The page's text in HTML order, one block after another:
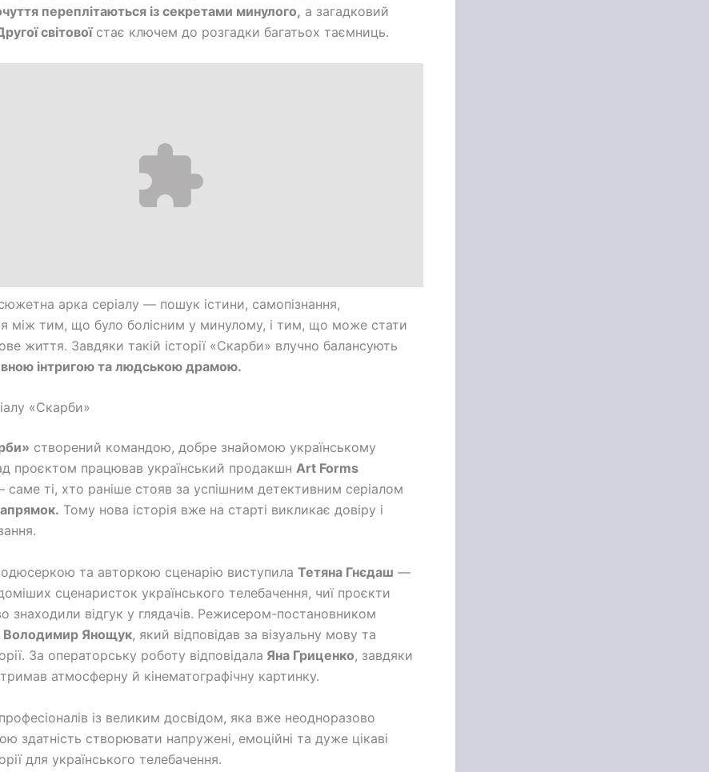
переплітаються із секретами минулого, а загадковий
світовоїстає ключем до розгадки багатьох таємниць.
арка серіалу — пошук істини, самопізнання,
між тим, що було болісним у минулому, і тим, що може стати
життя. Завдяки такій історії «Скарби» влучно балансують
інтригою та людською драмою.
«Скарби»
створений командою, добре знайомою українському
проєктом працював український продакшн Art Forms
саме ті, хто раніше стояв за успішним детективним серіалом
Тому нова історія вже на старті викликає довіру і
та авторкою сценарію виступила Тетяна Гнєдаш —
сценаристок українського телебачення, чиї проєкти
знаходили відгук у глядачів. Режисером-постановником
Володимир Янощук, який відповідав за візуальну мову та
За операторську роботу відповідала Яна Гриценко, завдяки
атмосферну й кінематографічну картинку.
із великим досвідом, яка вже неодноразово
здатність створювати напружені, емоційні та дуже цікаві
для українського телебачення.